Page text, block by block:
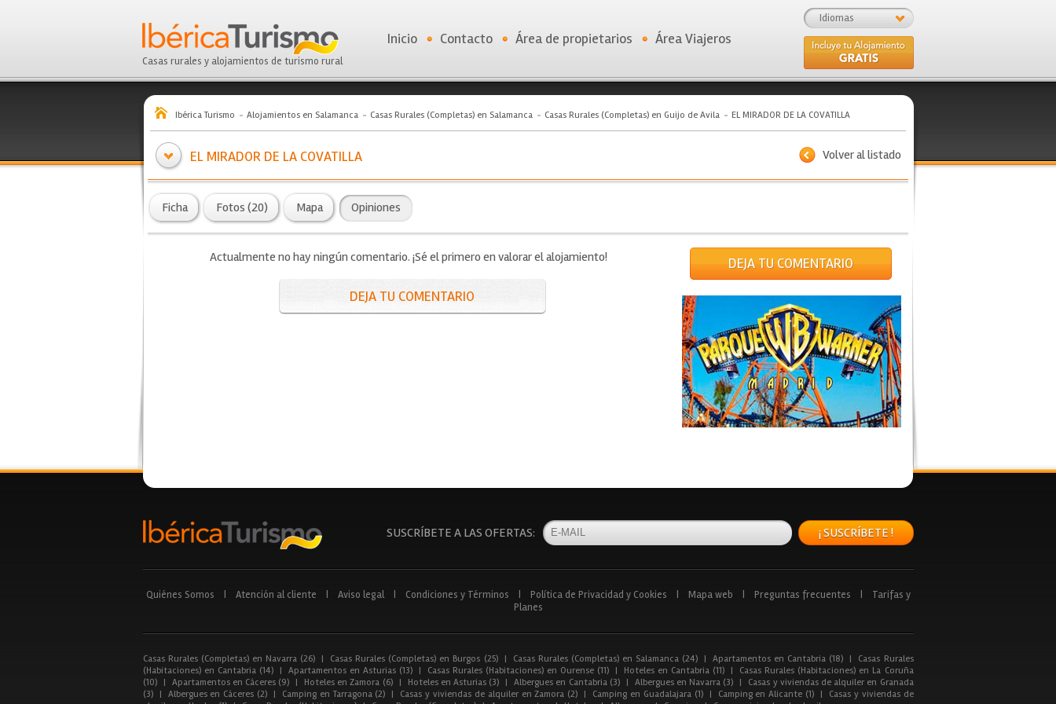
Casas rurales y alojamientos de turismo rural
Idiomas
Inicio Contacto Área de propietarios Área Viajeros
Ibérica Turismo Alojamientos en Salamanca Casas Rurales (Completas) en Salamanca Casas Rurales (Completas) en Guijo de Avila EL MIRADOR DE LA COVATILLA
Volver al listado
EL MIRADOR DE LA COVATILLA
Ficha Fotos (20) Mapa Opiniones
Actualmente no hay ningún comentario. ¡Sé el primero en valorar el alojamiento!
DEJA TU COMENTARIO
DEJA TU COMENTARIO
SUSCRÍBETE A LAS OFERTAS: ¡ SUSCRÍBETE !
Quiénes Somos Atención al cliente Aviso legal Condiciones y Términos Política de Privacidad y Cookies Mapa web Preguntas frecuentes
Tarifas y
Planes
Casas Rurales (Completas) en Navarra (26) | Casas Rurales (Completas) en Burgos (25) | Casas Rurales (Completas) en Salamanca (24) | Apartamentos en Cantabria (18) |
Casas Rurales
(Habitaciones) en Cantabria (14)
| Apartamentos en Asturias (13) | Casas Rurales (Habitaciones) en Ourense (11) | Hoteles en Cantabria (11) |
Casas Rurales (Habitaciones) en La Coruña
(10)
| Apartamentos en Cáceres (9) | Hoteles en Zamora (6) | Hoteles en Asturias (3) | Albergues en Cantabria (3) | Albergues en Navarra (3) |
Casas y viviendas de alquiler en Granada
(3)
| Albergues en Cáceres (2) | Camping en Tarragona (2) | Casas y viviendas de alquiler en Zamora (2) | Camping en Guadalajara (1) | Camping en Alicante (1) |
Casas y viviendas de